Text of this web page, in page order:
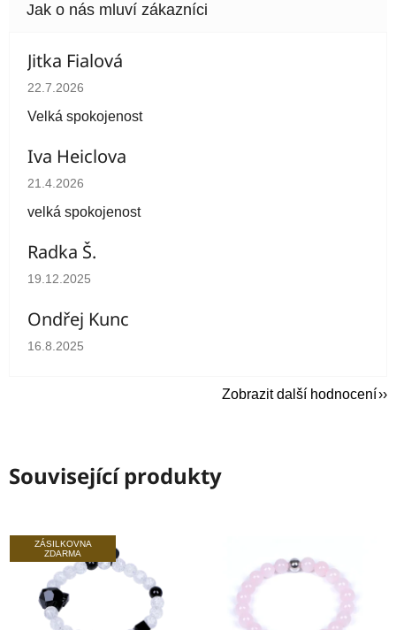
Jitka Fialová
Hodnocení obchodu je 5 z 5 hvězdiček.
22.7.2026
Velká spokojenost
Iva Heiclova
Hodnocení obchodu je 5 z 5 hvězdiček.
21.4.2026
velká spokojenost
Radka Š.
Hodnocení obchodu je 5 z 5 hvězdiček.
19.12.2025
Ondřej Kunc
Hodnocení obchodu je 5 z 5 hvězdiček.
16.8.2025
Zobrazit další hodnocení
Související produkty
ZÁSILKOVNA
ZDARMA